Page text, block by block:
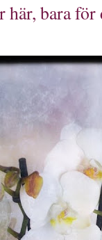
här, bara